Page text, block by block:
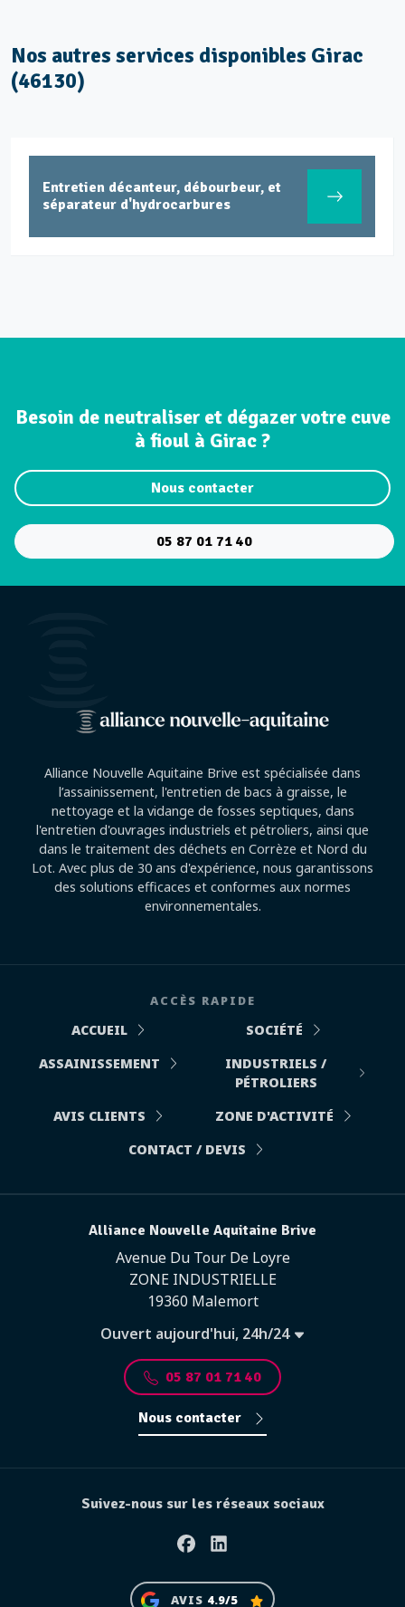
Nos autres services disponibles Girac
(46130)
Entretien décanteur, débourbeur, et
séparateur d'hydrocarbures
Besoin de neutraliser et dégazer votre cuve
à fioul à Girac ?
Nous contacter
05 87 01 71 40
Alliance Nouvelle Aquitaine Brive est spécialisée dans
l’assainissement, l'entretien de bacs à graisse, le
nettoyage et la vidange de fosses septiques, dans
l'entretien d'ouvrages industriels et pétroliers, ainsi que
dans le traitement des déchets en Corrèze et Nord du
Lot. Avec plus de 30 ans d'expérience, nous garantissons
des solutions efficaces et conformes aux normes
environnementales.
ACCÈS RAPIDE
ACCUEIL
SOCIÉTÉ
ASSAINISSEMENT
INDUSTRIELS /
PÉTROLIERS
AVIS CLIENTS
ZONE D'ACTIVITÉ
CONTACT / DEVIS
Alliance Nouvelle Aquitaine Brive
Avenue Du Tour De Loyre
ZONE INDUSTRIELLE
19360 Malemort
Ouvert aujourd'hui, 24h/24
05 87 01 71 40
Nous contacter
Suivez-nous sur les réseaux sociaux
FacebookLinkedin
AVIS 4.9/5